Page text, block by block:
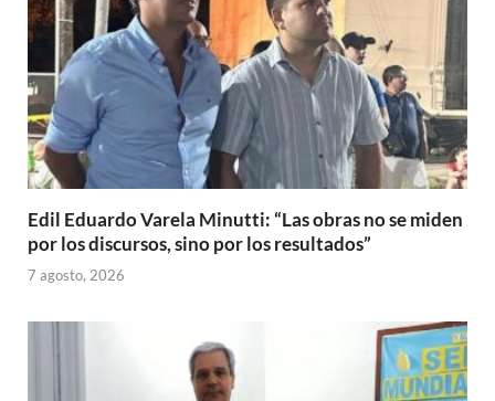
Edil Eduardo Varela Minutti: “Las obras no se miden
por los discursos, sino por los resultados”
7 agosto, 2026